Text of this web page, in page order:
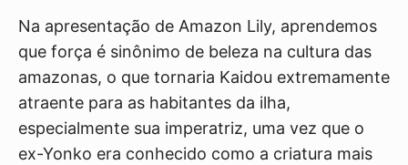
Na apresentação de Amazon Lily, aprendemos
que força é sinônimo de beleza na cultura das
amazonas, o que tornaria Kaidou extremamente
atraente para as habitantes da ilha,
especialmente sua imperatriz, uma vez que o
ex-Yonko era conhecido como a criatura mais